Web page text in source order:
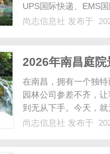
UPS国际快递、EMS
业务。唐山丰润区
尚志信息社 发布于
2026年南昌庭
出新高度！
在南昌，拥有一个独
园林公司参差不齐，
到无从下手。今天，
林有限公司，它能为
尚志信息社 发布于